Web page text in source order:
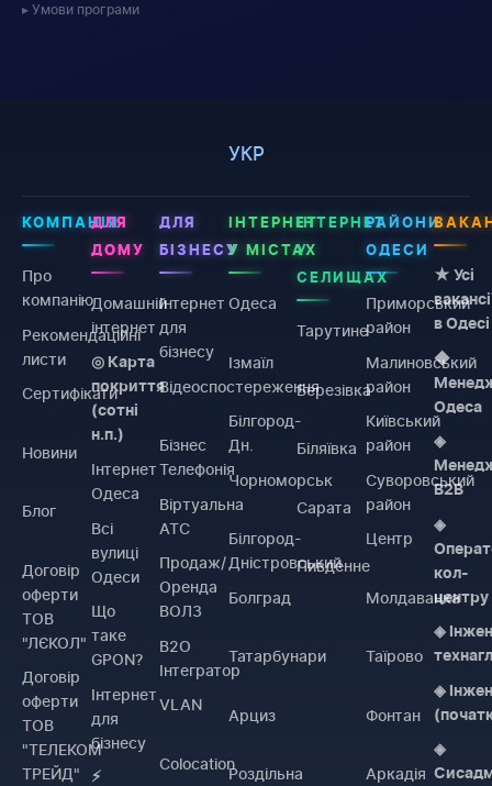
Умови програми
УКР
КОМПАНІЯ
Про
компанію
Рекомендаційні
листи
Сертифікати
Новини
Блог
Договiр
оферти
ТОВ
"ЛЄКОЛ"
Договiр
оферти
ТОВ
"ТЕЛЕКОМ
ТРЕЙД"
ДЛЯ
ДОМУ
Домашній
інтернет
◎ Карта
покриття
(сотні
н.п.)
Інтернет
Одеса
Всі
вулиці
Одеси
Що
таке
GPON?
Інтернет
для
бізнесу
⚡
ДЛЯ
БІЗНЕСУ
Інтернет
для
бізнесу
Відеоспостереження
Бізнес
Телефонія
Віртуальна
АТС
Продаж/
Оренда
ВОЛЗ
B2O
Інтегратор
VLAN
Colocation
ІНТЕРНЕТ
У МІСТАХ
Одеса
Ізмаїл
Білгород-
Дн.
Чорноморськ
Білгород-
Дністровський
Болград
Татарбунари
Арциз
Роздільна
ІНТЕРНЕТ
У
СЕЛИЩАХ
Тарутине
Березівка
Біляївка
Сарата
Пивденне
РАЙОНИ
ОДЕСИ
Приморський
район
Малиновський
район
Київський
район
Суворовський
район
Центр
Молдаванка
Таїрово
Фонтан
Аркадія
★ Усі
в Одесі
◆
Одеса
◈
B2B
◈
кол-
центру
◈
◈
◈